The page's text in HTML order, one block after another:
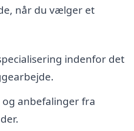
når du vælger et
indenfor det
anbefalinger fra